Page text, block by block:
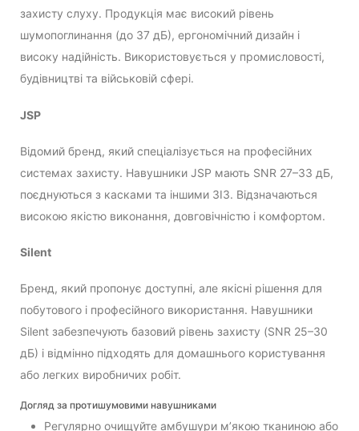
захисту слуху. Продукція має високий рівень
шумопоглинання (до 37 дБ), ергономічний дизайн і
високу надійність. Використовується у промисловості,
будівництві та військовій сфері.
JSP
Відомий бренд, який спеціалізується на професійних
системах захисту. Навушники JSP мають SNR 27–33 дБ,
поєднуються з касками та іншими ЗІЗ. Відзначаються
високою якістю виконання, довговічністю і комфортом.
Silent
Бренд, який пропонує доступні, але якісні рішення для
побутового і професійного використання. Навушники
Silent забезпечують базовий рівень захисту (SNR 25–30
дБ) і відмінно підходять для домашнього користування
або легких виробничих робіт.
Догляд за протишумовими навушниками
Регулярно очищуйте амбушури м’якою тканиною або